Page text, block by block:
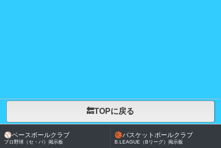
🔙TOPに戻る
⚾ベースボールクラブ
プロ野球（セ・パ）掲示板
🏀バスケットボールクラブ
B.LEAGUE（Bリーグ）掲示板